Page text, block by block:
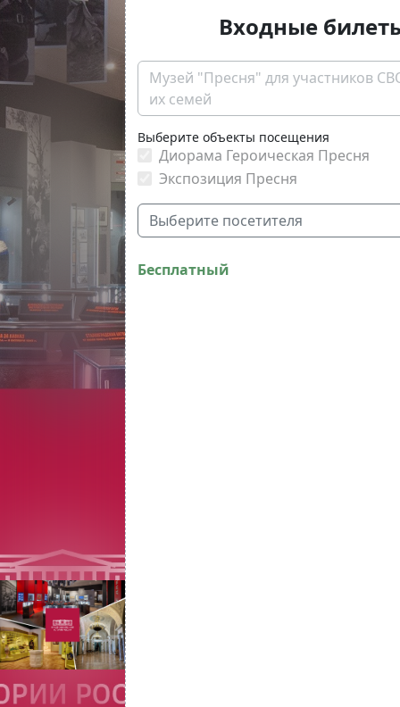
Входные
Музей "Пресня" для участников
их семей
Выберите объекты посещения
Диорама Героическая Пресня
Экспозиция Пресня
Выберите посетителя
Бесплатный